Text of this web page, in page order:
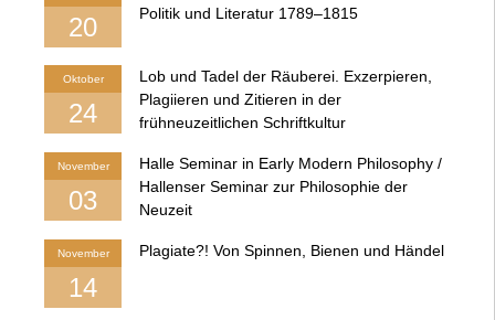
20
Politik und Literatur 1789–1815
Oktober
24
Lob und Tadel der Räuberei. Exzerpieren,
Plagiieren und Zitieren in der
frühneuzeitlichen Schriftkultur
November
03
Halle Seminar in Early Modern Philosophy /
Hallenser Seminar zur Philosophie der
Neuzeit
November
14
Plagiate?! Von Spinnen, Bienen und Händel